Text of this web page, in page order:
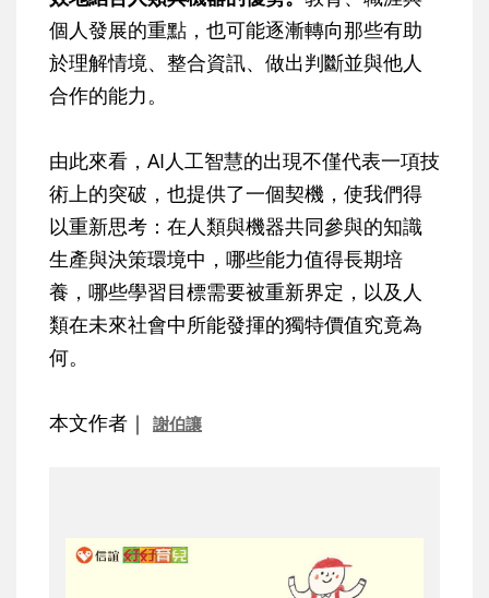
個人發展的重點，也可能逐漸轉向那些有助
於理解情境、整合資訊、做出判斷並與他人
合作的能力。
由此來看，AI人工智慧的出現不僅代表一項技
術上的突破，也提供了一個契機，使我們得
以重新思考：在人類與機器共同參與的知識
生產與決策環境中，哪些能力值得長期培
養，哪些學習目標需要被重新界定，以及人
類在未來社會中所能發揮的獨特價值究竟為
何。
本文作者｜ 謝伯讓